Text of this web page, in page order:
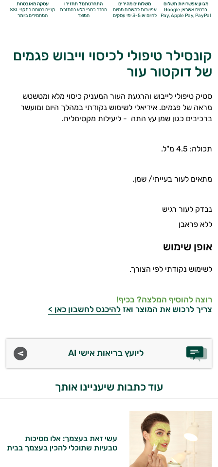
מגוון אפשרויות תשלום
כרטיס אשראי, Google
Pay,Apple Pay, PayPal
משלוחים מהירים
אפשרות למשלוח מהיום
להיום או 3-5 ימי עסקים
התחרטתם? תחזירו
החזר כספי מלאבהחזרת
המוצר
עסקה מאובטחת
קנייה בטוחה בתקני SSL
המחמירים ביותר
קונסילר טיפולי לכיסוי וייבוש פגמים
של דוקטור עור
סטיק טיפולי לייבוש והרגעת העור המעניק כיסוי מלא ומטשטש
מראה של פגמים. אידיאלי לשימוש נקודתי במהלך היום ומועשר
ברכיבים כגון שמן עץ התה - ליעילות מקסימלית.
תכולה: 4.5 מ"ל.
מתאים לעור בעייתי/ שמן.
נבדק לעור רגיש
ללא פראבן
אופן שימוש
לשימוש נקודתי לפי הצורך.
רוצה להוסיף המלצה? בכיף!
צריך לרכוש את המוצר ואז להיכנס לחשבון כאן >
ליועץ בריאות אישי AI
עוד כתבות שיעניינו אותך
עשי זאת בעצמך: אלו מסיכות
טבעיות שתוכלי להכין בעצמך בבית